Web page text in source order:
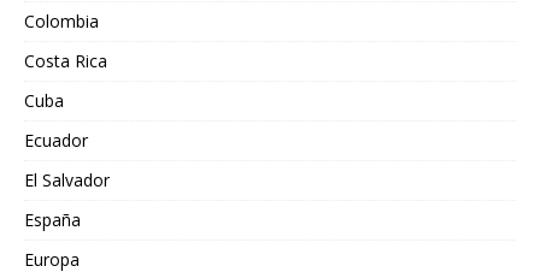
Colombia
Costa Rica
Cuba
Ecuador
El Salvador
España
Europa